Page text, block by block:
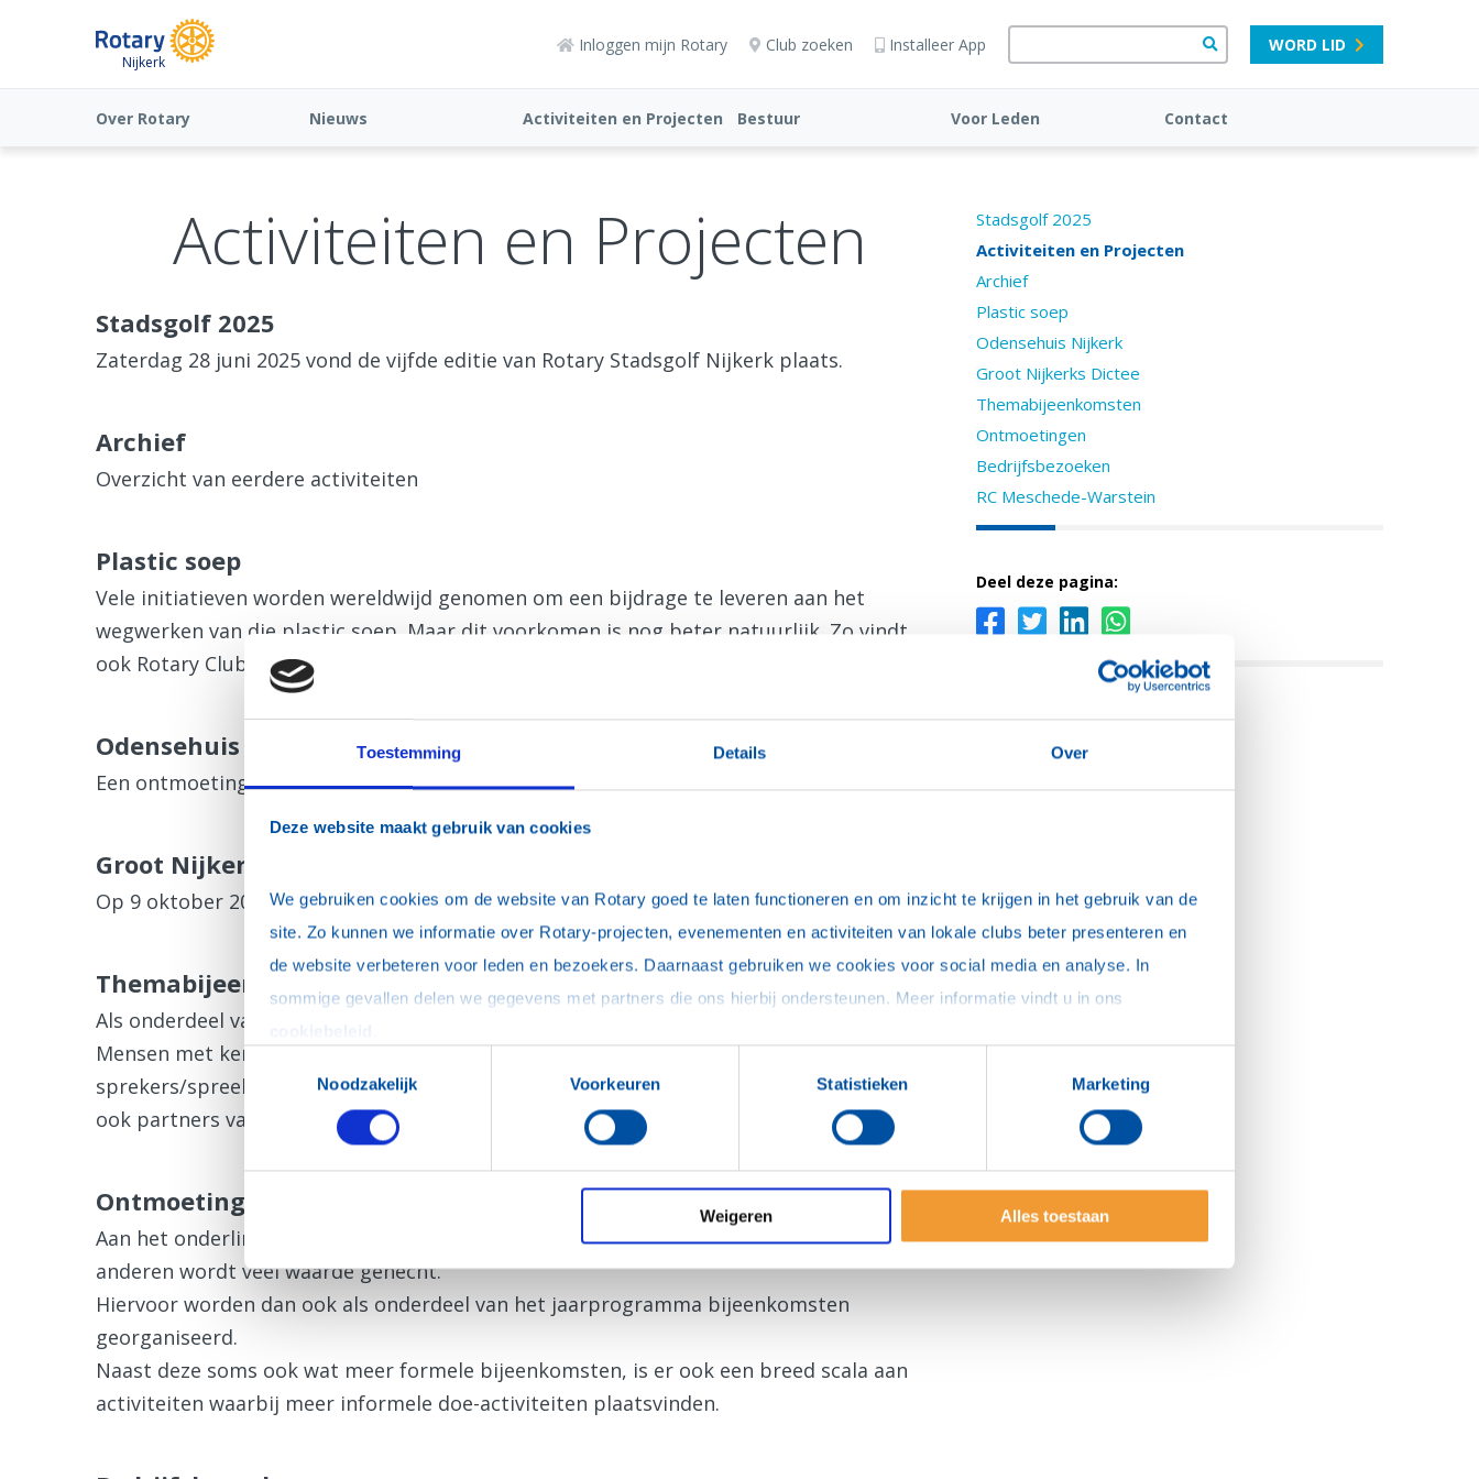
Toestemming Details Over
Deze website maakt gebruik van cookies
We gebruiken cookies om de website van Rotary goed te laten functioneren en om inzicht te krijgen in het gebruik van de
site. Zo kunnen we informatie over Rotary-projecten, evenementen en activiteiten van lokale clubs beter presenteren en
de website verbeteren voor leden en bezoekers. Daarnaast gebruiken we cookies voor social media en analyse. In
Toestemmingsselectie
Noodzakelijk
Voorkeuren Statistieken Marketing
Weigeren Alles toestaan
Nijkerk
Inloggen mijn Rotary Club zoeken Installeer App WORD LID
Over Rotary Nieuws Activiteiten en Projecten Bestuur Voor Leden Contact
Activiteiten en Projecten
Stadsgolf 2025
Zaterdag 28 juni 2025 vond de vijfde editie van Rotary Stadsgolf Nijkerk plaats.
Archief
Overzicht van eerdere activiteiten
Plastic soep
Vele initiatieven worden wereldwijd genomen om een bijdrage te leveren aan het
wegwerken van die plastic soep. Maar dit voorkomen is nog beter natuurlijk. Zo vindt
ook Rotary Club Nijkerk.
Odensehuis Nijkerk
Een ontmoetingsplek voor mensen met beginnende dementie.
Groot Nijkerks Dictee
Op 9 oktober 2024 vond het voor de zevende keer plaats.
Themabijeenkomsten
Als onderdeel van het jaarprogramma worden er regelmatig deskundigen uitgenodigd.
Mensen met kennis van zaken over hun vakgebied, hobby of ervaringen. Interessante
sprekers/spreeksters van dichtbij (Nijkerk e.o.) of ver weg. Bij deze bijeenkomsten zijn
ook partners van leden en gasten welkom.
Ontmoetingen
Aan het onderling contact tussen leden, partners, leden van andere Rotaryclubs en
anderen wordt veel waarde gehecht.
Hiervoor worden dan ook als onderdeel van het jaarprogramma bijeenkomsten
georganiseerd.
Naast deze soms ook wat meer formele bijeenkomsten, is er ook een breed scala aan
activiteiten waarbij meer informele doe-activiteiten plaatsvinden.
Stadsgolf 2025
Activiteiten en Projecten
Archief
Plastic soep
Odensehuis Nijkerk
Groot Nijkerks Dictee
Themabijeenkomsten
Ontmoetingen
Bedrijfsbezoeken
RC Meschede-Warstein
Deel deze pagina: